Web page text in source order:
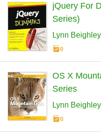
jQuery For
Series)
Lynn Beighley
0
OS X
Series
Lynn Beighley
0